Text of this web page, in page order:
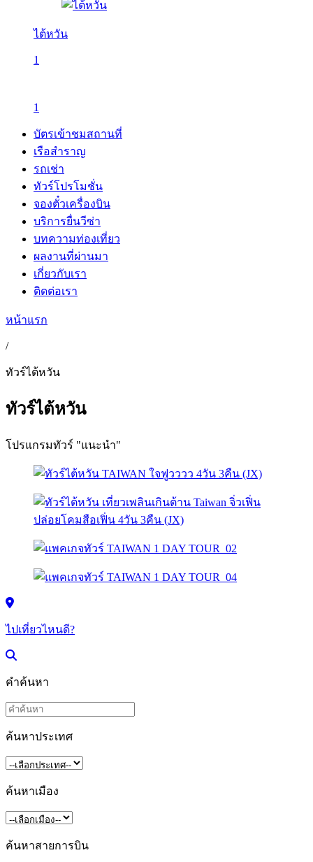
ไต้หวัน
1
1
บัตรเข้าชมสถานที่
เรือสำราญ
รถเช่า
ทัวร์โปรโมชั่น
จองตั๋วเครื่องบิน
บริการยื่นวีซ่า
บทความท่องเที่ยว
ผลงานที่ผ่านมา
เกี่ยวกับเรา
ติดต่อเรา
หน้าแรก
/
ทัวร์ไต้หวัน
ทัวร์ไต้หวัน
โปรแกรมทัวร์ "แนะนำ"
ไปเที่ยวไหนดี?
คำค้นหา
ค้นหาประเทศ
ค้นหาเมือง
ค้นหาสายการบิน